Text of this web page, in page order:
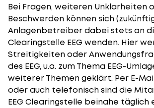
Bei Fragen, weiteren Unklarheiten
Beschwerden können sich
Anlagenbetreiber dabei stets an
Clearingstelle EEG wenden. Hier
Streitigkeiten oder
des EEG, u.a. zum Thema EEG-
weiterer Themen geklärt. Per E-
oder auch telefonisch sind die
EEG Clearingstelle beinahe täglich